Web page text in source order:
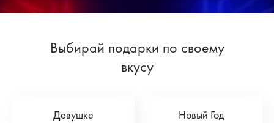
Выбирай подарки по своему
вкусу
Девушке Новый Год